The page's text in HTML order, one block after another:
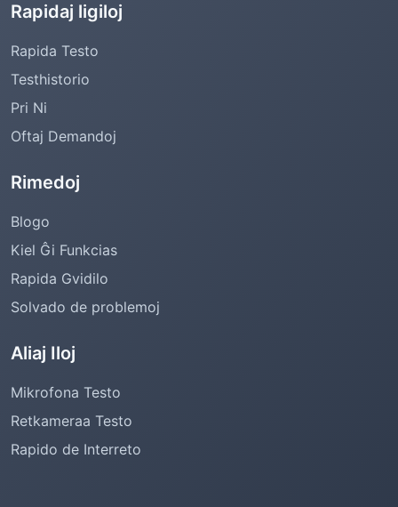
Rapidaj ligiloj
Rapida Testo
Testhistorio
Pri Ni
Oftaj Demandoj
Rimedoj
Blogo
Kiel Ĝi Funkcias
Rapida Gvidilo
Solvado de problemoj
Aliaj Iloj
Mikrofona Testo
Retkameraa Testo
Rapido de Interreto